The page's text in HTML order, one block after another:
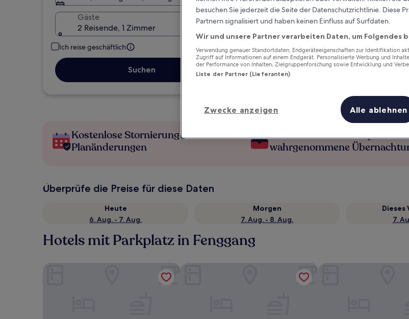
Gäste
2 Reisende, 1 Zimmer
Ich reise geschäftlich
Suchen
Kostenlose Stornierung bei
Planänderungen
Verdiene Prämien für jede
wahrgenommene
Überprüfe die Preise für diese Daten
Heute
6. Aug. - 7. Aug.
Morgen
7. Aug. - 8. Aug.
Dieses
7.
Hotels mit Parkplatz in Fenggang
Crowne Plaza Shenzhen Longgang City Centre by IHG
Shen Zhen Ya Bang
besuchen Sie jederzeit die Seite der Datenschutzrichtlinie. Diese
Partnern signalisiert und haben keinen Einfluss auf Surfdaten.
Wir und unsere Partner verarbeiten Daten, um Folgendes
Verwendung genauer Standortdaten. Endgeräteeigenschaften zur Identifikation
Zugriff auf Informationen auf einem Endgerät. Personalisierte Werbung und
der Performance von Inhalten, Zielgruppenforschung sowie Entwicklung und
Liste der Partner (Lieferanten)
Zwecke anzeigen Alle ablehnen